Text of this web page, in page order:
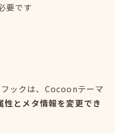
要です
ックは、Cocoonテーマ
性とメタ情報を変更でき